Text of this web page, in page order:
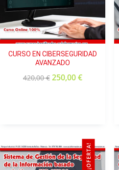
CURSO EN CIBERSEGURIDAD
AVANZADO
420,00€ 250,00€
¡OFERTA!